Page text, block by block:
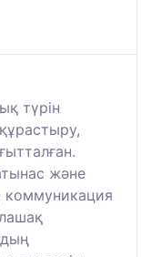
түрін
және
коммуникация